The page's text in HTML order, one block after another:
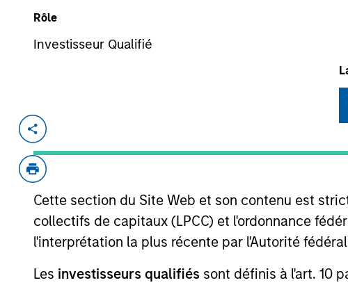
Rôle
Investisseur Qualifié
Cette section du Site Web et son contenu est
collectifs de capitaux (LPCC) et l'ordonnance
l'interprétation la plus récente par l'Autorité
Les investisseurs qualifiés sont définis à l'art. 10
Jan 2000 Growth
services to the utility, uninterrupted
defense, and materials handling markets.
View Site